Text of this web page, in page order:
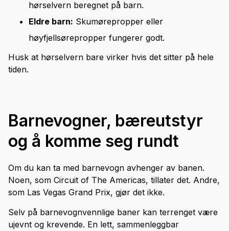
hørselvern beregnet på barn.
Eldre barn: Skumørepropper eller
høyfjellsørepropper fungerer godt.
Husk at hørselvern bare virker hvis det sitter på hele
tiden.
Barnevogner, bæreutstyr
og å komme seg rundt
Om du kan ta med barnevogn avhenger av banen.
Noen, som Circuit of The Americas, tillater det. Andre,
som Las Vegas Grand Prix, gjør det ikke.
Selv på barnevognvennlige baner kan terrenget være
ujevnt og krevende. En lett, sammenleggbar